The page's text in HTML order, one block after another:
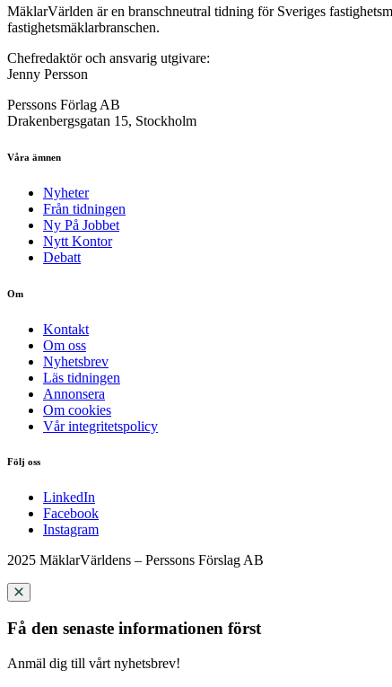
MäklarVärlden är en branschneutral tidning för Sveriges
fastighetsmäklarbranschen.
Chefredaktör och ansvarig utgivare:
Jenny Persson
Perssons Förlag AB
Drakenbergsgatan 15, Stockholm
Våra ämnen
Nyheter
Från tidningen
Ny På Jobbet
Nytt Kontor
Debatt
Om
Kontakt
Om oss
Nyhetsbrev
Läs tidningen
Annonsera
Om cookies
Vår integritetspolicy
Följ oss
LinkedIn
Facebook
Instagram
2025 MäklarVärldens – Perssons Förslag AB
Få den senaste informationen först
Anmäl dig till vårt nyhetsbrev!